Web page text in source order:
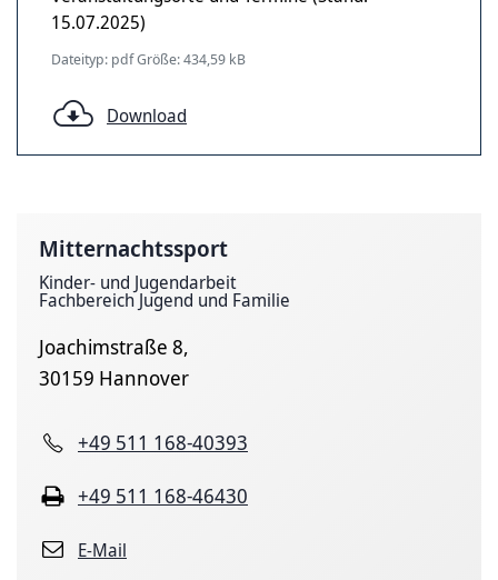
15.07.2025)
Dateityp: pdf Größe: 434,59 kB
Download
Mitternachtssport
Kinder- und Jugendarbeit
Fachbereich Jugend und Familie
Joachimstraße 8,
30159 Hannover
+49 511 168-40393
+49 511 168-46430
E-Mail